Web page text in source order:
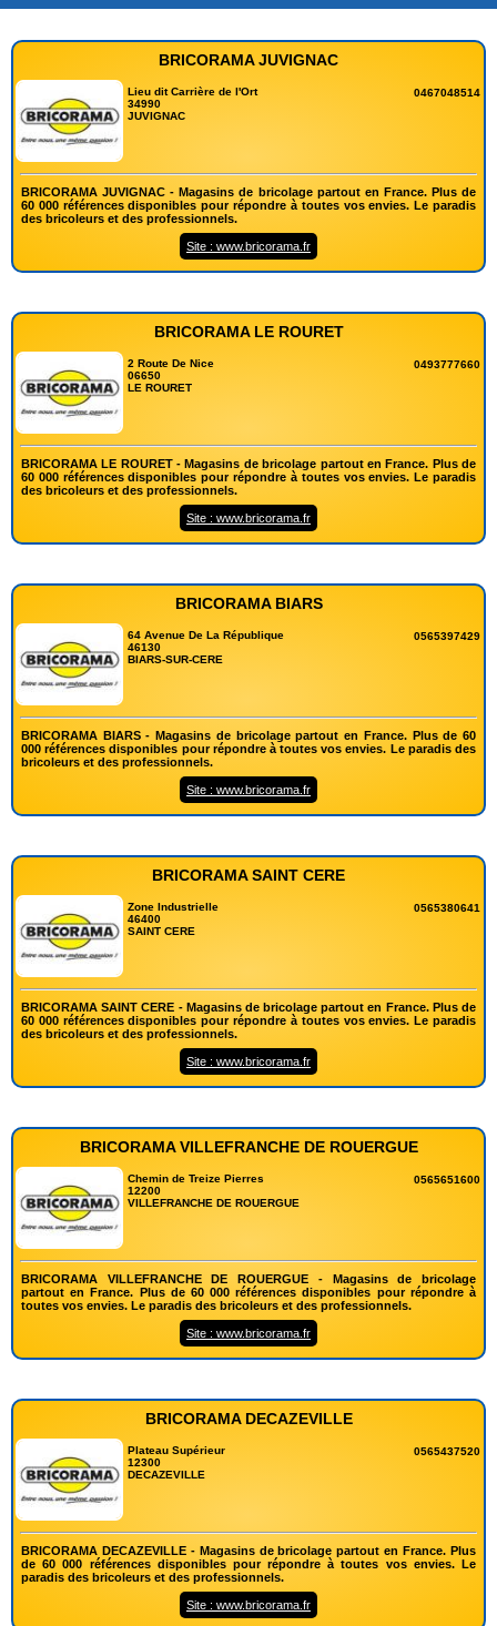
BRICORAMA JUVIGNAC
Lieu dit Carrière de l'Ort
34990
JUVIGNAC
0467048514
BRICORAMA JUVIGNAC - Magasins de bricolage partout en France. Plus de
60 000 références disponibles pour répondre à toutes vos envies. Le paradis
des bricoleurs et des professionnels.
Site : www.bricorama.fr
BRICORAMA LE ROURET
2 Route De Nice
06650
LE ROURET
0493777660
BRICORAMA LE ROURET - Magasins de bricolage partout en France. Plus de
60 000 références disponibles pour répondre à toutes vos envies. Le paradis
des bricoleurs et des professionnels.
Site : www.bricorama.fr
BRICORAMA BIARS
64 Avenue De La République
46130
BIARS-SUR-CERE
0565397429
BRICORAMA BIARS - Magasins de bricolage partout en France. Plus de 60
000 références disponibles pour répondre à toutes vos envies. Le paradis des
bricoleurs et des professionnels.
Site : www.bricorama.fr
BRICORAMA SAINT CERE
Zone Industrielle
46400
SAINT CERE
0565380641
BRICORAMA SAINT CERE - Magasins de bricolage partout en France. Plus de
60 000 références disponibles pour répondre à toutes vos envies. Le paradis
des bricoleurs et des professionnels.
Site : www.bricorama.fr
BRICORAMA VILLEFRANCHE DE ROUERGUE
Chemin de Treize Pierres
12200
VILLEFRANCHE DE ROUERGUE
0565651600
BRICORAMA VILLEFRANCHE DE ROUERGUE - Magasins de bricolage
partout en France. Plus de 60 000 références disponibles pour répondre à
toutes vos envies. Le paradis des bricoleurs et des professionnels.
Site : www.bricorama.fr
BRICORAMA DECAZEVILLE
Plateau Supérieur
12300
DECAZEVILLE
0565437520
BRICORAMA DECAZEVILLE - Magasins de bricolage partout en France. Plus
de 60 000 références disponibles pour répondre à toutes vos envies. Le
paradis des bricoleurs et des professionnels.
Site : www.bricorama.fr